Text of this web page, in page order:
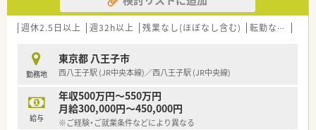
タリな薬局です。
週休2.5日以上 週32h以上 残業なし(ほぼなし含む) 転勤なし
勤務地
東京都 八王子市
西八王子駅 (JR中央本線)／西八王子駅 (JR中央線)
給与
年収500万円～550万円
月給300,000円～450,000円
※ご経験・ご就業条件などにより異なる